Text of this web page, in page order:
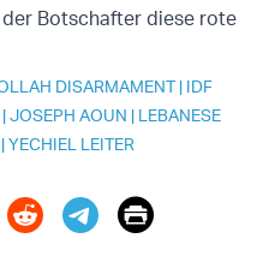
Botschafter diese rote
DISARMAMENT| IDF
|JOSEPH AOUN | LEBANESE
YECHIEL LEITER
Print